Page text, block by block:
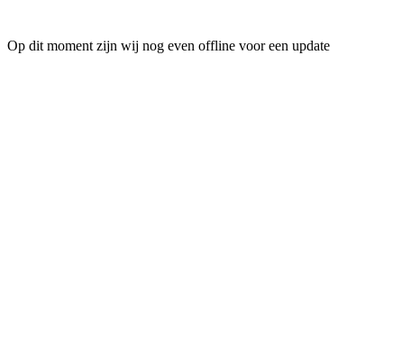
Op dit moment zijn wij nog even offline voor een update